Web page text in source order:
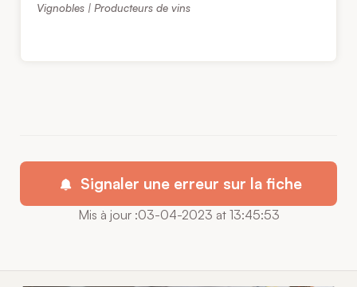
Vignobles | Producteurs de vins
Signaler une erreur sur la fiche
Mis à jour :03-04-2023 at 13:45:53